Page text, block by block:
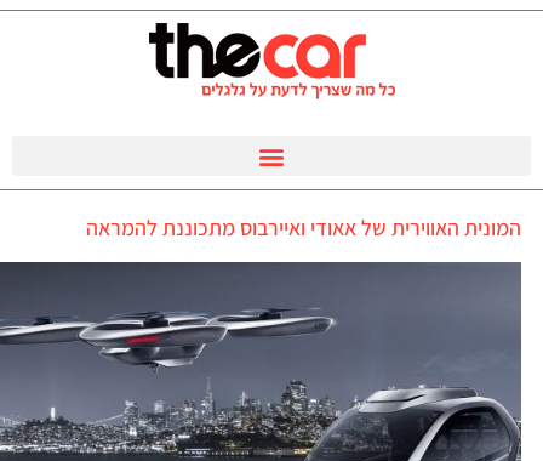
המונית האווירית של אאודי ואיירבוס מתכוננת להמראה